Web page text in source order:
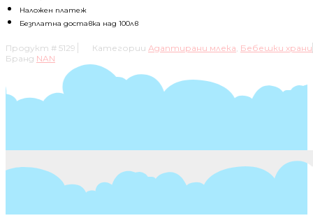
OPTIPRO
6-
800ГР
Наложен платеж
Безплатна доставка над 100лв
Продукт # 5129 Категории Адаптирани млека, Бебешки храни
Бранд NAN